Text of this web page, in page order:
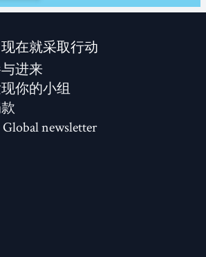
现在就采取行动。
进来
你的小组
Global newsletter